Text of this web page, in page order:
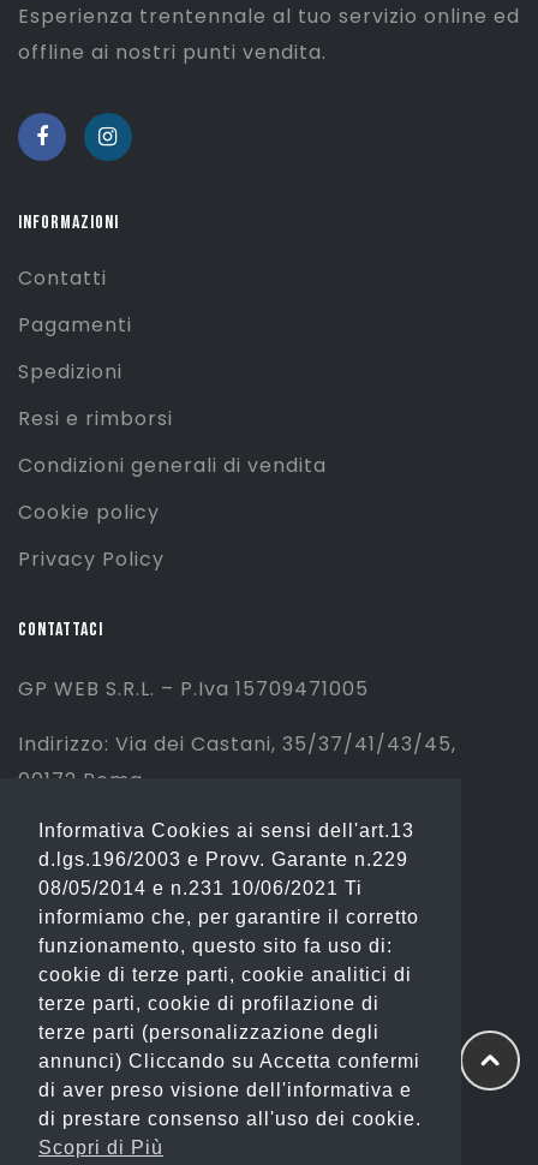
Esperienza trentennale al tuo servizio online ed
offline ai nostri punti vendita.
INFORMAZIONI
Contatti
Pagamenti
Spedizioni
Resi e rimborsi
Condizioni generali di vendita
Cookie policy
Privacy Policy
CONTATTACI
GP WEB S.R.L. – P.Iva 15709471005
Indirizzo: Via dei Castani, 35/37/41/43/45,
00172 Roma
Tel: 06 2310844 (Sport) – 06 23234353
(Fashion)
Email: info@gianostore.com
ORARI
Dal Lunedì al Venerdì 09:00-20:00.
Sabato 09:00-13:00 e 16:00-20:00.
Domenica Chiuso
Informativa Cookies ai sensi dell'art.13
d.lgs.196/2003 e Provv. Garante n.229
08/05/2014 e n.231 10/06/2021 Ti
informiamo che, per garantire il corretto
funzionamento, questo sito fa uso di:
cookie di terze parti, cookie analitici di
terze parti, cookie di profilazione di
terze parti (personalizzazione degli
annunci) Cliccando su Accetta confermi
di aver preso visione dell'informativa e
di prestare consenso all'uso dei cookie.
Scopri di Più